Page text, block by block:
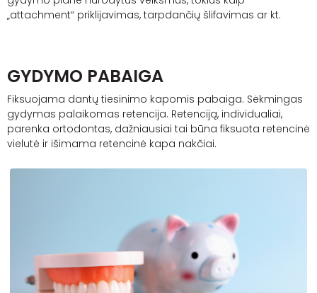
„attachment“ priklijavimas, tarpdančių šlifavimas ar kt.
GYDYMO PABAIGA
Fiksuojama dantų tiesinimo kapomis pabaiga. Sėkmingas
gydymas palaikomas retencija. Retenciją, individualiai,
parenka ortodontas, dažniausiai tai būna fiksuota retencinė
vielutė ir išimama retencinė kapa nakčiai.